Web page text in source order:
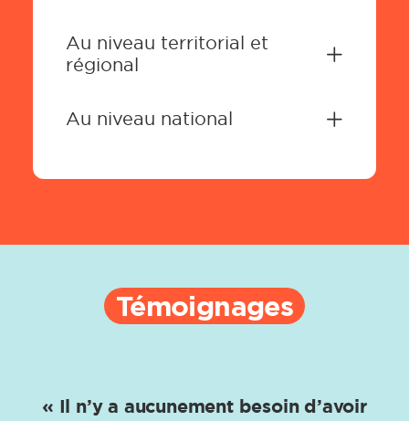
Au niveau territorial et
régional
Au niveau national
Témoignages
« Il n’y a aucunement besoin d’avoir